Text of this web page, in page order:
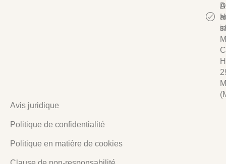
Avis juridique
Politique de confidentialité
Politique en matière de cookies